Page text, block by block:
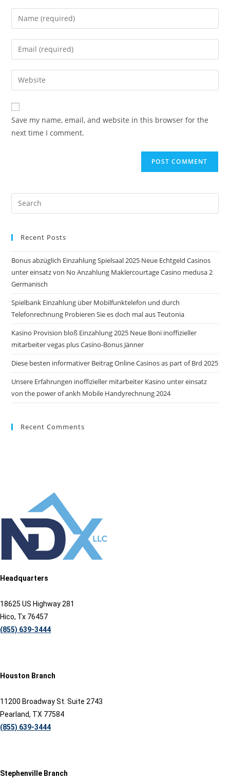
Enter
your
name
comment
Enter
your
email
address
comment
Enter
your
website
URL
(optional)
Save my name, email, and website in this browser for the
next time I comment.
Recent Posts
Bonus abzüglich Einzahlung Spielsaal 2025 Neue Echtgeld Casinos
unter einsatz von No Anzahlung Maklercourtage Casino medusa 2
Germanisch
Spielbank Einzahlung über Mobilfunktelefon und durch
Telefonrechnung Probieren Sie es doch mal aus Teutonia
Kasino Provision bloß Einzahlung 2025 Neue Boni inoffizieller
mitarbeiter vegas plus Casino-Bonus Jänner
Diese besten informativer Beitrag Online Casinos as part of Brd 2025
Unsere Erfahrungen inoffizieller mitarbeiter Kasino unter einsatz
von the power of ankh Mobile Handyrechnung 2024
Recent Comments
Headquarters
18625 US Highway 281
Hico, Tx 76457
(855) 639-3444
Houston Branch
11200 Broadway St. Suite 2743
Pearland, TX 77584
(855) 639-3444
Stephenville Branch